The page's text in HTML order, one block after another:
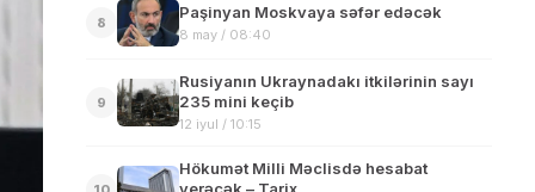
8
Paşinyan Moskvaya səfər edəcək
8 may / 08:40
9
Rusiyanın Ukraynadakı itkilərinin sayı
235 mini keçib
12 iyul / 10:15
Hökumət Milli Məclisdə hesabat